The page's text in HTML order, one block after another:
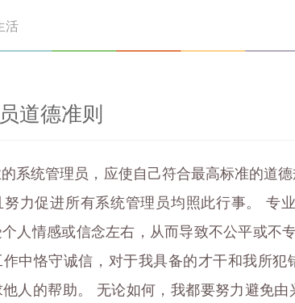
活
道德准则
系统管理员，应使自己符合最高标准的道
努力促进所有系统管理员均照此行事。 专
人情感或信念左右，从而导致不公平或不
中恪守诚信，对于我具备的才干和我所
人的帮助。 无论如何，我都要努力避免